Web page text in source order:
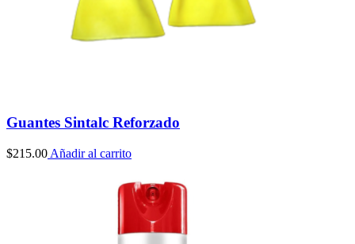
Guantes Sintalc Reforzado
$215.00 Añadir al carrito